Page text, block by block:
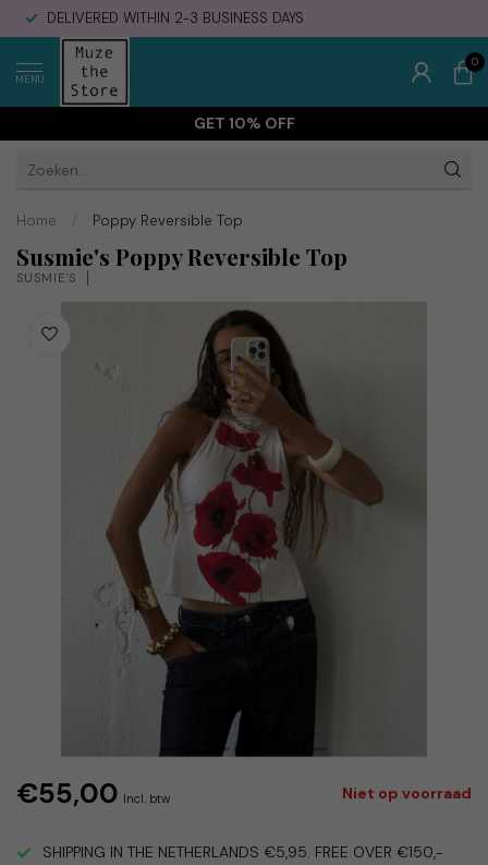
DELIVERED WITHIN 2-3 BUSINESS DAYS
MENU
0
GET 10% OFF
Home / Poppy Reversible Top
Susmie's Poppy Reversible Top
SUSMIE'S
€55,00 Incl. btw Niet op voorraad
SHIPPING IN THE NETHERLANDS €5,95. FREE OVER €150,-